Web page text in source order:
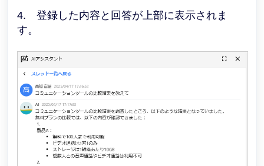
4. 登録した内容と回答が上部に表示されま
す。